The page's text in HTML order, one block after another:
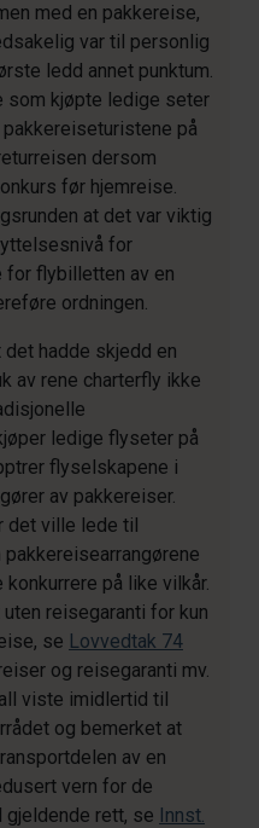
med en pakkereise,
var til personlig
ledd annet punktum.
som kjøpte ledige seter
på
dersom
før hjemreise.
at det var viktig
for
for flybilletten av en
ordningen.
hadde skjedd en
av rene charterfly ikke
ledige flyseter på
flyselskapene i
av pakkereiser.
det ville lede til
på like vilkår.
reisegaranti for kun
se Lovvedtak 74
og reisegaranti mv.
viste imidlertid til
og bemerket at
av en
vern for de
gjeldende rett, se Innst.